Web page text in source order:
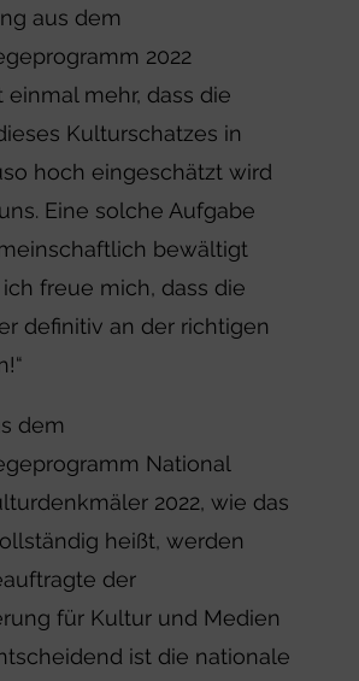
aus dem
2022
mehr, dass die
Kulturschatzes in
hoch eingeschätzt wird
Eine solche Aufgabe
bewältigt
freue mich, dass die
definitiv an der richtigen
dem
National
2022, wie das
heißt, werden
der
für Kultur und Medien
ist die nationale